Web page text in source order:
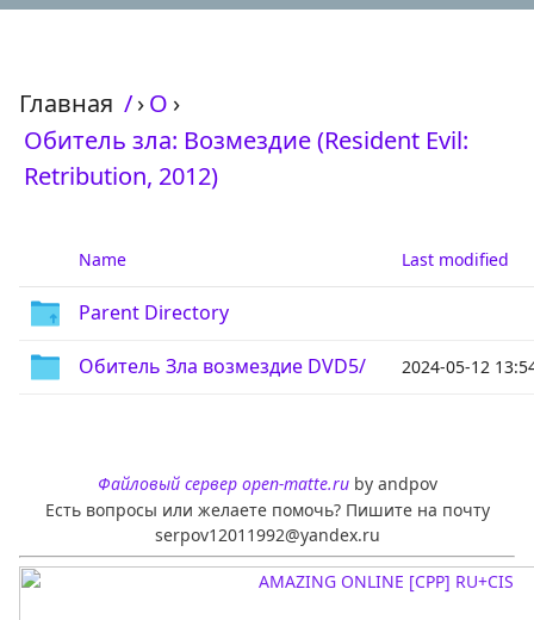
Главная /›О ›
Обитель зла: Возмездие (Resident Evil:
Retribution, 2012)
Name Last modified
Parent Directory
Обитель Зла возмездие DVD5/ 2024-05-12
Файловый сервер open-matte.ruby andpov
Есть вопросы или желаете помочь? Пишите на почту
serpov12011992@yandex.ru